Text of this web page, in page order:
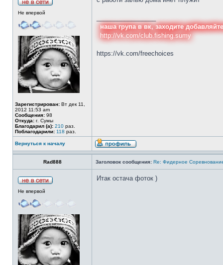
Не впервой
Зарегистрирован: Вт дек 11,
2012 11:53 am
Сообщения: 98
Откуда: г. Сумы
Благодарил (а): 210 раз.
Поблагодарили: 118 раз.
наша група в вк, заходите
http://vk.com/club.fishing.sumy
https://vk.com/freechoices
Вернуться к началу
Rad888 Заголовок сообщения: Re: Фидерное
Не впервой
Итак остача фоток )